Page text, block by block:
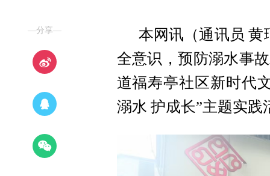
—分享—
本网讯（通讯员 黄
全意识，预防溺水事
道福寿亭社区新时代
溺水 护成长”主题实践